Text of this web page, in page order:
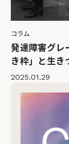
コラム
発達障害グレ
き枠」と生き
2025.01.29